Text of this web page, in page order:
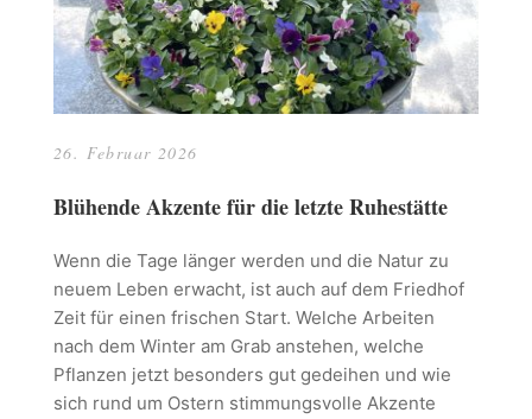
26. Februar 2026
Blühende Akzente für die letzte Ruhestätte
Wenn die Tage länger werden und die Natur zu
neuem Leben erwacht, ist auch auf dem Friedhof
Zeit für einen frischen Start. Welche Arbeiten
nach dem Winter am Grab anstehen, welche
Pflanzen jetzt besonders gut gedeihen und wie
sich rund um Ostern stimmungsvolle Akzente